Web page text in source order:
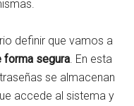
definir que vamos a
forma segura. En esta
se almacenan
accede al sistema y